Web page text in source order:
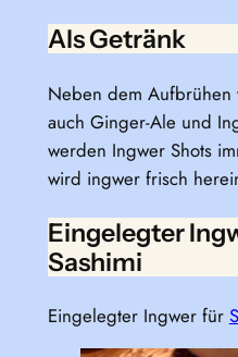
Als Getränk
Neben dem Aufbrühen
auch Ginger-Ale und
werden Ingwer Shots
wird ingwer frisch
Eingelegter
Sashimi
Eingelegter Ingwer für